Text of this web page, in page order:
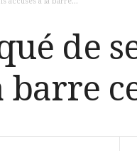
de
barre